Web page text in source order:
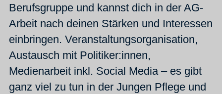
Berufsgruppe und kannst dich in der AG-
Arbeit nach deinen Stärken und Interessen
einbringen. Veranstaltungsorganisation,
Austausch mit Politiker:innen,
Medienarbeit inkl. Social Media – es gibt
ganz viel zu tun in der Jungen Pflege und